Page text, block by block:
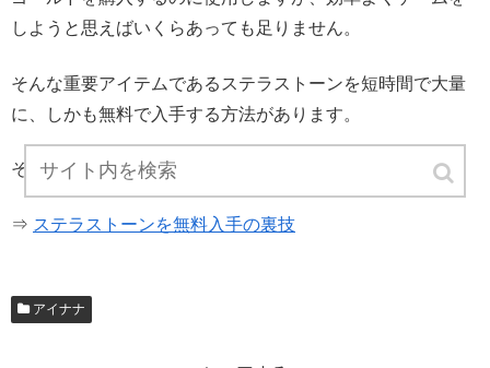
しようと思えばいくらあっても足りません。
そんな重要アイテムであるステラストーンを短時間で大量
に、しかも無料で入手する方法があります。
その方法については以下の記事に続きを書いています↓
⇒ ステラストーンを無料入手の裏技
アイナナ